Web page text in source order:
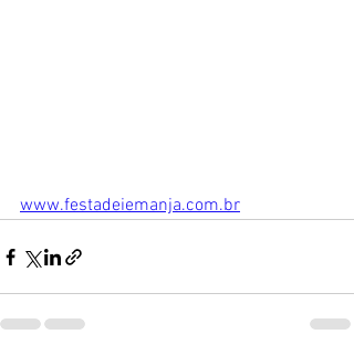
www.festadeiemanja.com.br